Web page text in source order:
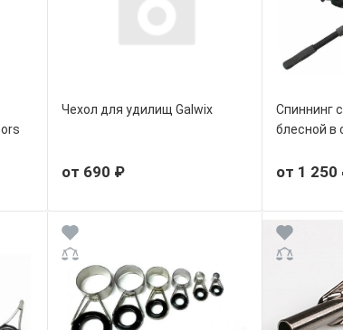
Чехол для удилищ Galwix
от 690 ₽
Спиннинг
блесной в
от 1 250